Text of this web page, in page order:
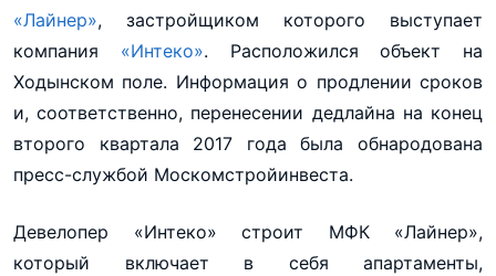
«Лайнер», застройщиком которого выступает
компания «Интеко». Расположился объект на
Ходынском поле. Информация о продлении сроков
и, соответственно, перенесении дедлайна на конец
второго квартала 2017 года была обнародована
пресс-службой Москомстройинвеста.
Девелопер «Интеко» строит МФК «Лайнер»,
который включает в себя апартаменты,